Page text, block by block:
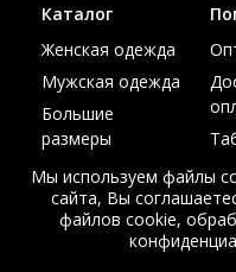
Каталог
Женская одежда
Мужская одежда
Большие
размеры
Акции
Мы используем файлы
сайта, Вы
файлов cookie,